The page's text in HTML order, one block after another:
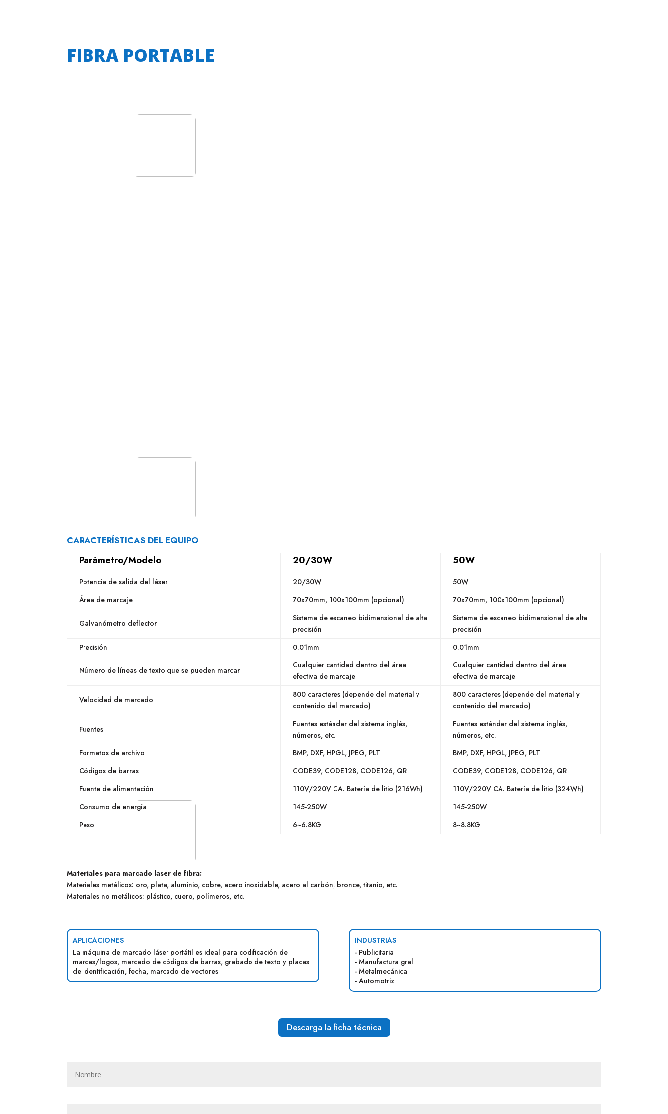
FIBRA PORTABLE
CARACTERÍSTICAS DEL EQUIPO
Parámetro/Modelo 20/30W 50W
Potencia de salida del láser 20/30W
50W
Área de marcaje
70x70mm, 100x100mm (opcional) 70x70mm, 100x100mm (opcional)
Galvanómetro deflector
Sistema de escaneo bidimensional de alta
precisión
Sistema de escaneo bidimensional de alta
precisión
Precisión
0.01mm 0.01mm
Número de líneas de texto que se pueden marcar
Cualquier cantidad dentro del área
efectiva de marcaje
Cualquier cantidad dentro del área
efectiva de marcaje
Velocidad de marcado
800 caracteres (depende del material y
contenido del marcado)
800 caracteres (depende del material y
contenido del marcado)
Fuentes
Fuentes estándar del sistema inglés,
números, etc.
Fuentes estándar del sistema inglés,
números, etc.
Formatos de archivo
BMP, DXF, HPGL, JPEG, PLT
BMP, DXF, HPGL, JPEG, PLT
Códigos de barras
CODE39, CODE128, CODE126, QR
CODE39, CODE128, CODE126, QR
Fuente de alimentación
110V/220V CA. Batería de litio (216Wh)
110V/220V CA. Batería de litio (324Wh)
Consumo de energía
145-250W
145-250W
Peso
6~6.8KG 8~8.8KG
Materiales para marcado laser de fibra:
Materiales metálicos: oro, plata, aluminio, cobre, acero inoxidable, acero al carbón, bronce, titanio, etc.
Materiales no metálicos: plástico, cuero, polímeros, etc.
APLICACIONES
La máquina de marcado láser portátil es ideal para codificación de
marcas/logos, marcado de códigos de barras, grabado de texto y placas
de identificación, fecha, marcado de vectores
INDUSTRIAS
- Publicitaria
- Manufactura gral
- Metalmecánica
- Automotriz
Descarga la ficha técnica